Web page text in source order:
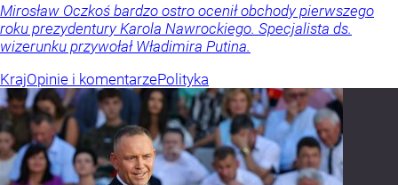
Mirosław Oczkoś bardzo ostro ocenił obchody pierwszego
roku prezydentury Karola Nawrockiego. Specjalista ds.
wizerunku przywołał Władimira Putina.
KrajOpinie i komentarzePolityka